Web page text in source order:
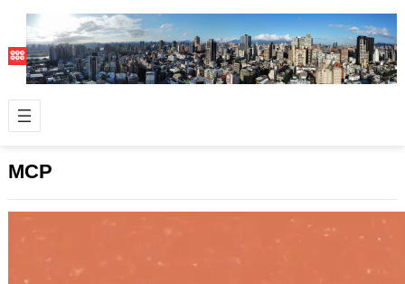
MCP
Anthropic 的 MCP 帶人類進入 AI 應用新
2025 年 3 月 10 日